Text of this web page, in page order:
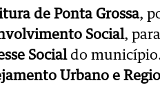
de Ponta Grossa,
Social,
Socialdo município.
Urbano e